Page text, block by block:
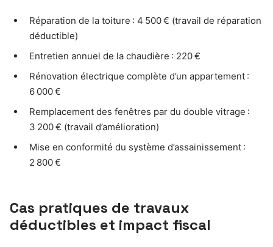
Réparation de la toiture : 4 500 € (travail de réparation
déductible)
Entretien annuel de la chaudière : 220 €
Rénovation électrique complète d’un appartement :
6 000 €
Remplacement des fenêtres par du double vitrage :
3 200 € (travail d’amélioration)
Mise en conformité du système d’assainissement :
2 800 €
Cas pratiques de travaux
déductibles et impact fiscal